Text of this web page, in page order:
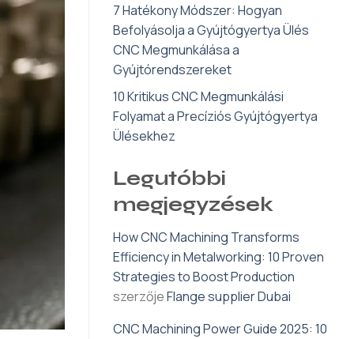
7 Hatékony Módszer: Hogyan
Befolyásolja a Gyújtógyertya Ülés
CNC Megmunkálása a
Gyújtórendszereket
10 Kritikus CNC Megmunkálási
Folyamat a Precíziós Gyújtógyertya
Ülésekhez
Legutóbbi
megjegyzések
How CNC Machining Transforms
Efficiency in Metalworking: 10 Proven
Strategies to Boost Production
szerzőjeFlange supplier Dubai
CNC Machining Power Guide 2025: 10